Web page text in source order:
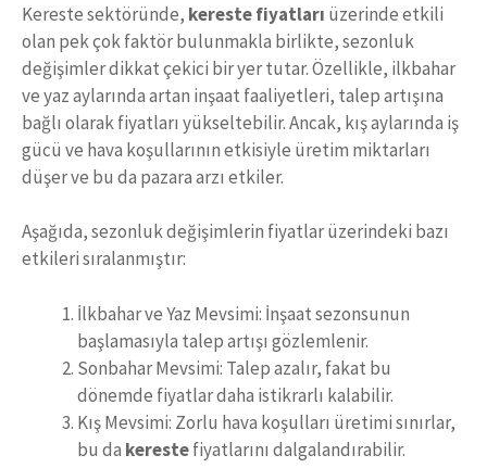
Kereste sektöründe, kereste fiyatları üzerinde etkili
olan pek çok faktör bulunmakla birlikte, sezonluk
değişimler dikkat çekici bir yer tutar. Özellikle, ilkbahar
ve yaz aylarında artan inşaat faaliyetleri, talep artışına
bağlı olarak fiyatları yükseltebilir. Ancak, kış aylarında iş
gücü ve hava koşullarının etkisiyle üretim miktarları
düşer ve bu da pazara arzı etkiler.
Aşağıda, sezonluk değişimlerin fiyatlar üzerindeki bazı
etkileri sıralanmıştır:
İlkbahar ve Yaz Mevsimi: İnşaat sezonsunun
başlamasıyla talep artışı gözlemlenir.
Sonbahar Mevsimi: Talep azalır, fakat bu
dönemde fiyatlar daha istikrarlı kalabilir.
Kış Mevsimi: Zorlu hava koşulları üretimi sınırlar,
bu da kerestefiyatlarını dalgalandırabilir.